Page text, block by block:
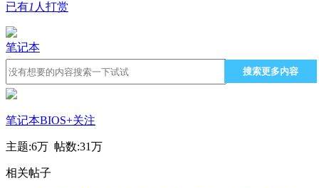
已有1 人打赏
笔记本
搜索更多内容
笔记本BIOS+关注
主题:6万 帖数:31万
相关帖子